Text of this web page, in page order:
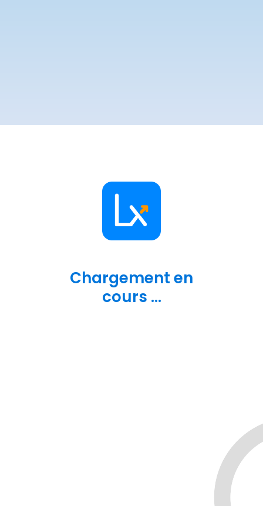
Chargement en
cours ...